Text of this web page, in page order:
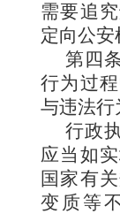
需要追
定向公安
第四
行为过
与违法行
行政
应当如
国家有
变质等